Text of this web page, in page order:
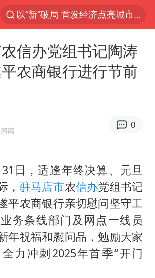
以“新”破局 首发经济点亮城市消费活力
宇树科技发行价格150.80元/股
外交部发言人就广岛核爆81周年等答记者问
台风白海豚影响中国已成定局
中国五箭齐发反制美国
27岁女子成组织卖淫集团主犯被通缉
女子利用漏洞0元薅走3000多件家电
多地要求领导干部带头休假
村民谈“梅姨”：叫的其实是“媒姨”
信办党组书记陶涛
农商银行进行节前
河南
0
日，适逢年终决算、元旦
， 驻马店市农信办党组书记
平农商银行亲切慰问坚守工
务条线部门及网点一线员
年祝福和慰问品，勉励大家
力冲刺2025年首季“开门